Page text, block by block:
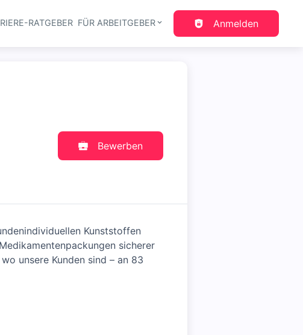
Navigation
RATGEBER FÜR ARBEITGEBER Anmelden
Bewerben
Kunststoffen
sicherer
unsere Kunden sind – an 83